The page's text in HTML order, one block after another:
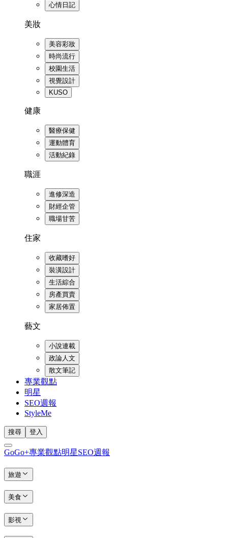
心情日記
美妝
美容彩妝
時尚流行
校園生活
視覺設計
KUSO
健康
醫療保健
運動體育
活動紀錄
職涯
進修深造
財經企管
職場甘苦
住家
收藏嗜好
裝潢設計
生活綜合
房產買賣
家居佈置
藝文
小說連載
政論人文
散文筆記
專業觀點
明星
SEO週報
StyleMe
搜尋 登入
GoGo+專業觀點明星SEO週報
旅遊
美食
影視